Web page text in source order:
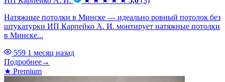
Натяжные потолки в Минске — идеально ровный потолок без
штукатурки ИП Карпейко А. И. монтирует натяжные потолки
в Минске...
559 1 месяц назад
Подробнее→
★ Premium